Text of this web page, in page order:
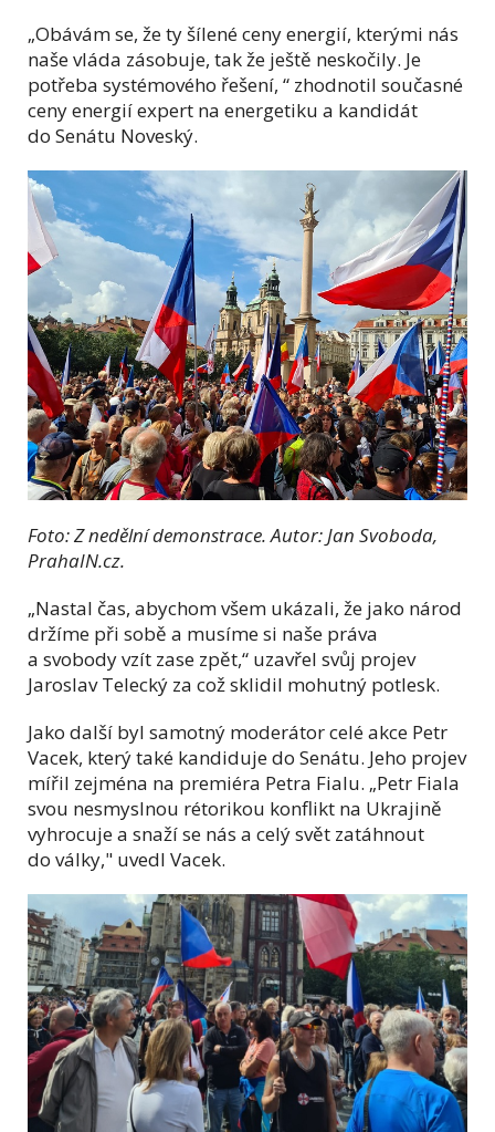
„Obávám se, že ty šílené ceny energií, kterými nás
naše vláda zásobuje, tak že ještě neskočily. Je
potřeba systémového řešení, “ zhodnotil současné
ceny energií expert na energetiku a kandidát
do Senátu Noveský.
Foto: Z nedělní demonstrace. Autor: Jan Svoboda,
PrahaIN.cz.
„Nastal čas, abychom všem ukázali, že jako národ
držíme při sobě a musíme si naše práva
a svobody vzít zase zpět,“ uzavřel svůj projev
Jaroslav Telecký za což sklidil mohutný potlesk.
Jako další byl samotný moderátor celé akce Petr
Vacek, který také kandiduje do Senátu. Jeho projev
mířil zejména na premiéra Petra Fialu. „Petr Fiala
svou nesmyslnou rétorikou konflikt na Ukrajině
vyhrocuje a snaží se nás a celý svět zatáhnout
do války," uvedl Vacek.